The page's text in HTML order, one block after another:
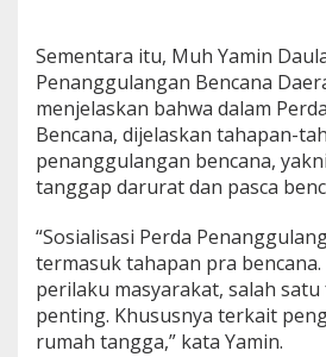
s
i
B
e
n
c
a
Sementara itu, Muh Yamin
Penanggulangan Bencana
menjelaskan bahwa dalam
Bencana, dijelaskan tahapan-
penanggulangan bencana,
tanggap darurat dan pasca
“Sosialisasi Perda
termasuk tahapan pra
perilaku masyarakat, salah
penting. Khususnya terkait
rumah tangga,” kata Yamin.